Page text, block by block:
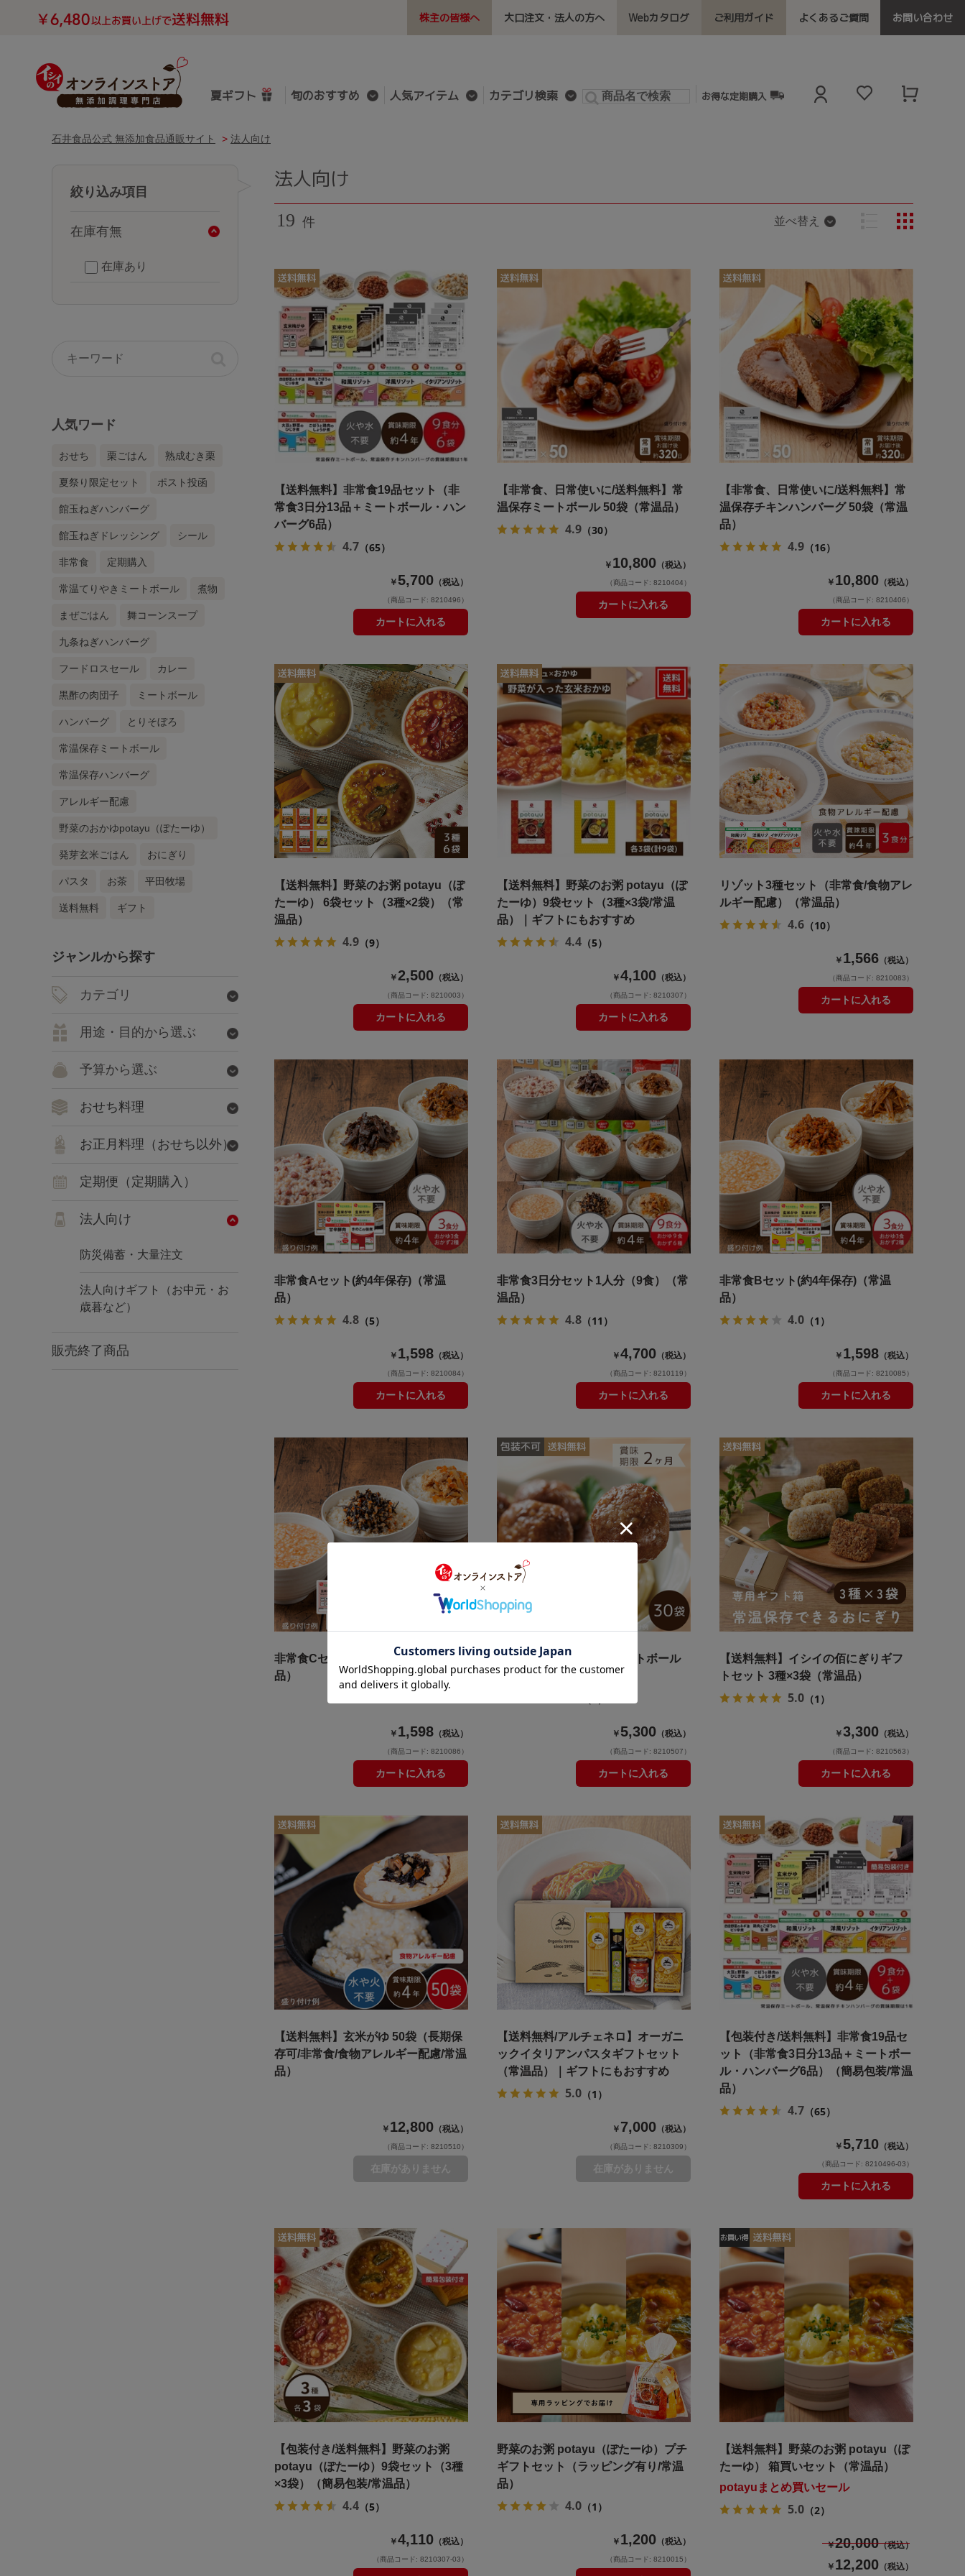
株主の皆様へ 大口注文・法人の方へ Webカタログ ご利用ガイド よくあるご質問 お問い合わせ
夏ギフト 旬のおすすめ 人気アイテム カテゴリ検索 お得な定期購入
石井食品公式 無添加食品通販サイト > 法人向け
絞り込み項目
在庫有無
在庫あり
人気ワード
おせち 栗ごはん 熟成むき栗
夏祭り限定セット ポスト投函
館玉ねぎハンバーグ
館玉ねぎドレッシング シール
非常食 定期購入
常温てりやきミートボール 煮物
まぜごはん 舞コーンスープ
九条ねぎハンバーグ
フードロスセール カレー
黒酢の肉団子 ミートボール
ハンバーグ とりそぼろ
常温保存ミートボール
常温保存ハンバーグ
アレルギー配慮
野菜のおかゆpotayu（ぽたーゆ）
発芽玄米ごはん おにぎり
パスタ お茶 平田牧場
送料無料 ギフト
ジャンルから探す
カテゴリ
用途・目的から選ぶ
予算から選ぶ
おせち料理
お正月料理（おせち以外）
定期便（定期購入）
法人向け
防災備蓄・大量注文
法人向けギフト（お中元・お
歳暮など）
販売終了商品
法人向け
並べ替え
19 件
【送料無料】非常食19品セット（非
常食3日分13品＋ミートボール・ハン
バーグ6品）
4.7 （65）
￥ 5,700 （税込）
（商品コード: 8210496）
カートに入れる
【非常食、日常使いに/送料無料】常
温保存ミートボール 50袋（常温品）
4.9 （30）
￥ 10,800 （税込）
（商品コード: 8210404）
カートに入れる
【非常食、日常使いに/送料無料】常
温保存チキンハンバーグ 50袋（常温
品）
4.9 （16）
￥ 10,800 （税込）
（商品コード: 8210406）
カートに入れる
【送料無料】野菜のお粥 potayu（ぽ
たーゆ） 6袋セット（3種×2袋）（常
温品）
4.9 （9）
￥2,500 （税込）
（商品コード: 8210003）
カートに入れる
【送料無料】野菜のお粥 potayu（ぽ
たーゆ）9袋セット（3種×3袋/常温
品）｜ギフトにもおすすめ
4.4 （5）
￥4,100 （税込）
（商品コード: 8210307）
カートに入れる
リゾット3種セット（非常食/食物アレ
ルギー配慮）（常温品）
4.6 （10）
￥ 1,566 （税込）
（商品コード: 8210083）
カートに入れる
非常食Aセット(約4年保存)（常温
品）
4.8 （5）
￥ 1,598 （税込）
（商品コード: 8210084）
カートに入れる
非常食3日分セット1人分（9食）（常
温品）
4.8 （11）
￥4,700 （税込）
（商品コード: 8210119）
カートに入れる
非常食Bセット(約4年保存)（常温
品）
4.0 （1）
￥ 1,598 （税込）
（商品コード: 8210085）
カートに入れる
非常食Cセット(約4年保存)（常温
品）
￥ 1,598 （税込）
（商品コード: 8210086）
カートに入れる
【送料無料】工場直送ミートボール
30袋（冷凍品）
￥ 5,300 （税込）
（商品コード: 8210507）
カートに入れる
【送料無料】イシイの佰にぎりギフ
トセット 3種×3袋（常温品）
5.0 （1）
￥3,300 （税込）
（商品コード: 8210563）
カートに入れる
【送料無料】玄米がゆ 50袋（長期保
存可/非常食/食物アレルギー配慮/常温
品）
￥ 12,800 （税込）
（商品コード: 8210510）
在庫がありません
【送料無料/アルチェネロ】オーガニ
ックイタリアンパスタギフトセット
（常温品）｜ギフトにもおすすめ
5.0 （1）
￥ 7,000 （税込）
（商品コード: 8210309）
在庫がありません
【包装付き/送料無料】非常食19品セ
ット（非常食3日分13品＋ミートボー
ル・ハンバーグ6品）（簡易包装/常温
品）
4.7 （65）
￥ 5,710 （税込）
（商品コード: 8210496-03）
カートに入れる
【包装付き/送料無料】野菜のお粥
potayu（ぽたーゆ）9袋セット（3種
×3袋）（簡易包装/常温品）
4.4 （5）
￥4,110 （税込）
（商品コード: 8210307-03）
野菜のお粥 potayu（ぽたーゆ）プチ
ギフトセット（ラッピング有り/常温
品）
4.0 （1）
￥ 1,200 （税込）
（商品コード: 8210015）
【送料無料】野菜のお粥 potayu（ぽ
たーゆ） 箱買いセット（常温品）
potayuまとめ買いセール
5.0 （2）
￥20,000（税込）
￥ 12,200 （税込）